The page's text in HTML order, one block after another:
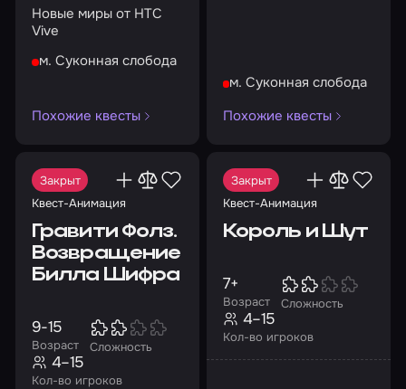
Новые миры от HTC
Vive
м. Суконная слобода
Похожие квесты
м. Суконная слобода
Похожие квесты
Закрыт
Квест-Анимация
Гравити Фолз.
Возвращение
Билла Шифра
Возраст
9-15
Сложность
Кол-во игроков
4–15
Закрыт
Квест-Анимация
Король и Шут
Возраст
7+
Сложность
Кол-во игроков
4–15